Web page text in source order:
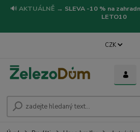
🔊 AKTUÁLNĚ → SLEVA -10 % na
LETO10
CZK